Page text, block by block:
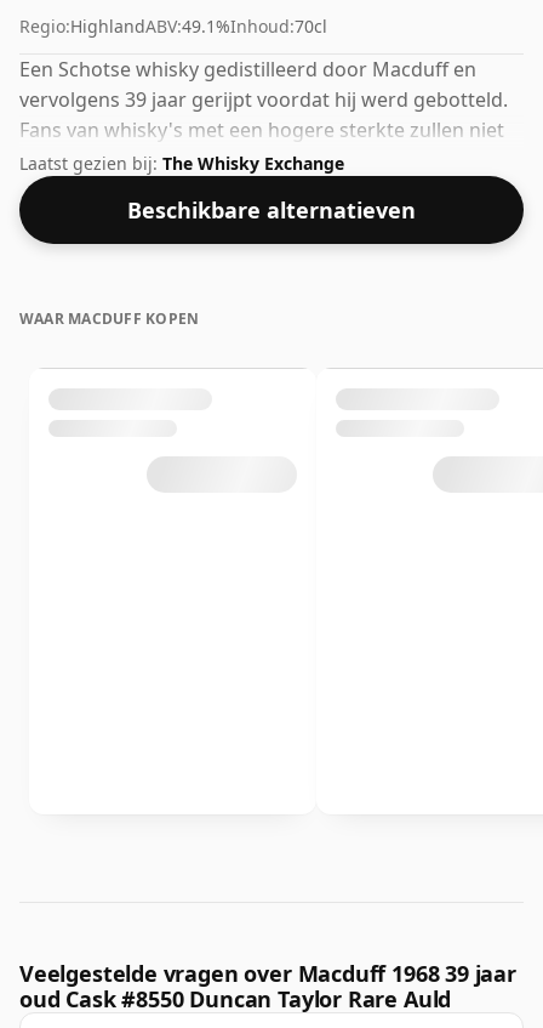
Regio:HighlandABV:49.1%Inhoud:70cl
Een Schotse whisky gedistilleerd door Macduff en
vervolgens 39 jaar gerijpt voordat hij werd gebotteld.
Fans van whisky's met een hogere sterkte zullen niet
teleurgesteld zijn door deze botteling, die een
alcoholpercentage van 49,1% heeft.
Laatst gezien bij: The Whisky Exchange
Beschikbare alternatieven
WAAR MACDUFF KOPEN
Veelgestelde vragen over Macduff 1968 39 jaar
oud Cask #8550 Duncan Taylor Rare Auld